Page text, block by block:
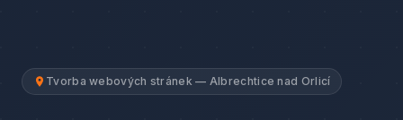
Tvorba webových stránek — Albrechtice nad Orlicí